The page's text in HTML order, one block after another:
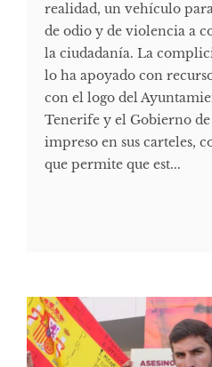
realidad, un vehículo
de odio y de violencia a
la ciudadanía. La
lo ha apoyado con
con el logo del
Tenerife y el Gobierno de
impreso en sus carteles,
que permite que est...